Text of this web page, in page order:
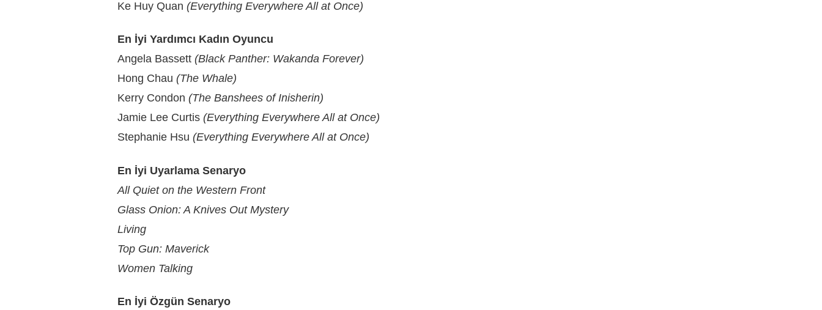
Ke Huy Quan (Everything Everywhere All at Once)
En İyi Yardımcı Kadın Oyuncu
Angela Bassett (Black Panther: Wakanda Forever)
Hong Chau (The Whale)
Kerry Condon (The Banshees of Inisherin)
Jamie Lee Curtis (Everything Everywhere All at Once)
Stephanie Hsu (Everything Everywhere All at Once)
En İyi Uyarlama Senaryo
All Quiet on the Western Front
Glass Onion: A Knives Out Mystery
Living
Top Gun: Maverick
Women Talking
En İyi Özgün Senaryo